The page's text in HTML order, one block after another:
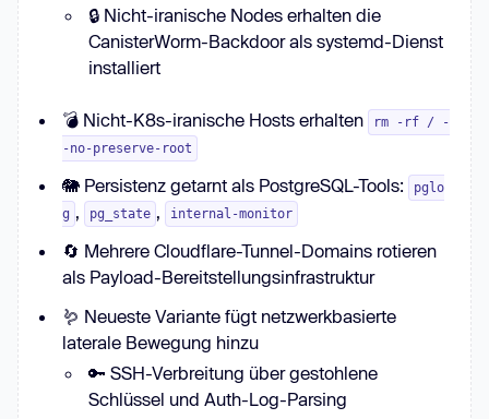
🔒 Nicht-iranische Nodes erhalten die
CanisterWorm-Backdoor als systemd-Dienst
installiert
💣 Nicht-K8s-iranische Hosts erhalten
rm -rf / -
-no-preserve-root
🐘 Persistenz getarnt als PostgreSQL-Tools:
pglo
g , pg_state , internal-monitor
🔄 Mehrere Cloudflare-Tunnel-Domains rotieren
als Payload-Bereitstellungsinfrastruktur
🪱 Neueste Variante fügt netzwerkbasierte
laterale Bewegung hinzu
🔑 SSH-Verbreitung über gestohlene
Schlüssel und Auth-Log-Parsing